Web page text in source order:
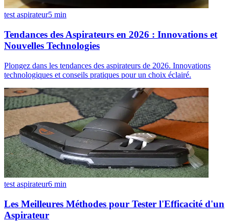
test aspirateur5 min
Tendances des Aspirateurs en 2026 : Innovations et
Nouvelles Technologies
Plongez dans les tendances des aspirateurs de 2026. Innovations
technologiques et conseils pratiques pour un choix éclairé.
test aspirateur6 min
Les Meilleures Méthodes pour Tester l'Efficacité d'un
Aspirateur